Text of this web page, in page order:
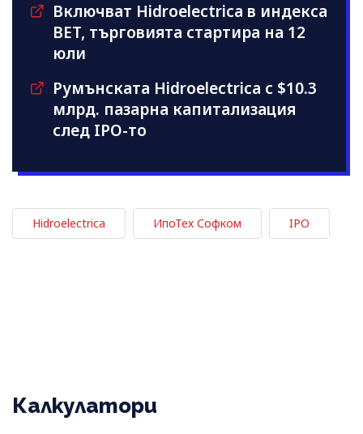
Включват Hidroelectrica в индекса
BET, търговията стартира на 12
юли
Румънската Hidroelectrica с $10.3
млрд. пазарна капитализация
след IPO-то
Hidroelectrica ИпоТех Софком IPO
Калкулатори